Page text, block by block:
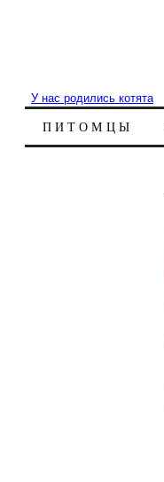
У нас родились котята
ПИТОМЦЫ